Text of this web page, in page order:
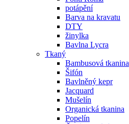
potápění
Barva na kravatu
DTY
žinylka
Bavlna Lycra
Tkaný
Bambusová tkanina
Šifón
Bavlněný kepr
Jacquard
Mušelín
Organická tkanina
Popelín